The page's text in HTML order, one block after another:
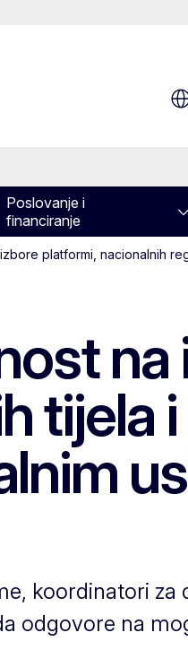
Poslovanje i
financiranje
platformi, nacionalnih
tijela
koordinatori za
odgovore na